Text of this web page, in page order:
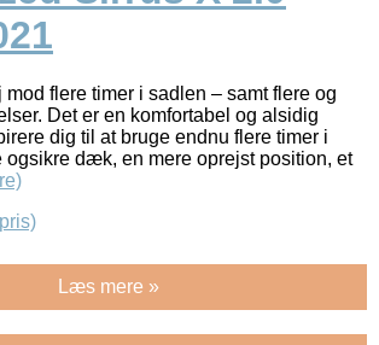
mod flere timer i sadlen – samt flere og
Det er en komfortabel og alsidig
dig til at bruge endnu flere timer i
ogsikre dæk, en mere oprejst position, et
Læs mere »